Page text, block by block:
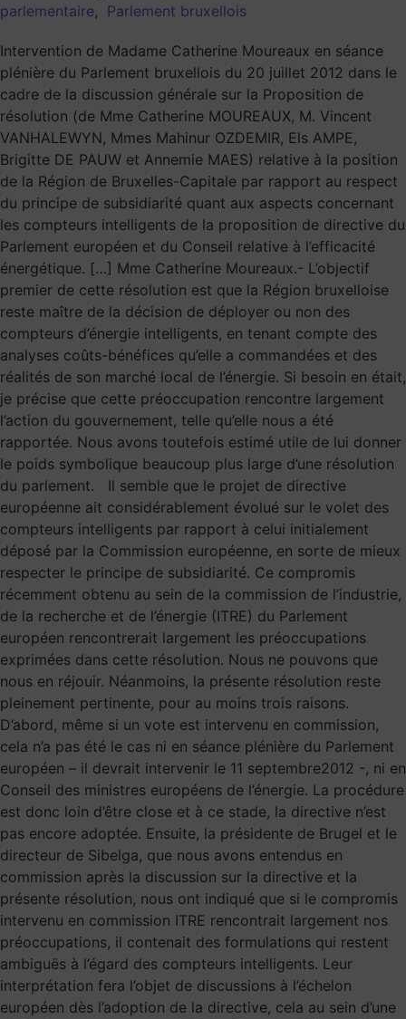
parlementaire, Parlement bruxellois
Intervention de Madame Catherine Moureaux en séance
plénière du Parlement bruxellois du 20 juillet 2012 dans le
cadre de la discussion générale sur la Proposition de
résolution (de Mme Catherine MOUREAUX, M. Vincent
VANHALEWYN, Mmes Mahinur OZDEMIR, Els AMPE,
Brigitte DE PAUW et Annemie MAES) relative à la position
de la Région de Bruxelles-Capitale par rapport au respect
du principe de subsidiarité quant aux aspects concernant
les compteurs intelligents de la proposition de directive du
Parlement européen et du Conseil relative à l’efficacité
énergétique. […] Mme Catherine Moureaux.- L’objectif
premier de cette résolution est que la Région bruxelloise
reste maître de la décision de déployer ou non des
compteurs d’énergie intelligents, en tenant compte des
analyses coûts-bénéfices qu’elle a commandées et des
réalités de son marché local de l’énergie. Si besoin en était,
je précise que cette préoccupation rencontre largement
l’action du gouvernement, telle qu’elle nous a été
rapportée. Nous avons toutefois estimé utile de lui donner
le poids symbolique beaucoup plus large d’une résolution
du parlement. Il semble que le projet de directive
européenne ait considérablement évolué sur le volet des
compteurs intelligents par rapport à celui initialement
déposé par la Commission européenne, en sorte de mieux
respecter le principe de subsidiarité. Ce compromis
récemment obtenu au sein de la commission de l’industrie,
de la recherche et de l’énergie (ITRE) du Parlement
européen rencontrerait largement les préoccupations
exprimées dans cette résolution. Nous ne pouvons que
nous en réjouir. Néanmoins, la présente résolution reste
pleinement pertinente, pour au moins trois raisons.
D’abord, même si un vote est intervenu en commission,
cela n’a pas été le cas ni en séance plénière du Parlement
européen – il devrait intervenir le 11 septembre2012 -, ni en
Conseil des ministres européens de l’énergie. La procédure
est donc loin d’être close et à ce stade, la directive n’est
pas encore adoptée. Ensuite, la présidente de Brugel et le
directeur de Sibelga, que nous avons entendus en
commission après la discussion sur la directive et la
présente résolution, nous ont indiqué que si le compromis
intervenu en commission ITRE rencontrait largement nos
préoccupations, il contenait des formulations qui restent
ambiguës à l’égard des compteurs intelligents. Leur
interprétation fera l’objet de discussions à l’échelon
européen dès l’adoption de la directive, cela au sein d’une